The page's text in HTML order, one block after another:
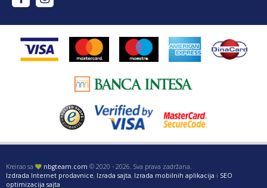
Kreirao sa nbgteam.com © 2020 - 2026. Sva prava zadržana.
Izdrada Internet prodavnice, Izrada sajta, Izrada mobilnih aplikacija i SEO
optimizacija sajta